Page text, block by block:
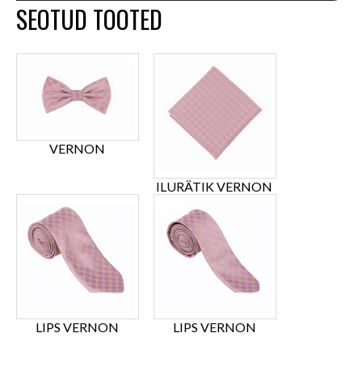
SEOTUD TOOTED
VERNON
ILURÄTIK VERNON
LIPS VERNON LIPS VERNON